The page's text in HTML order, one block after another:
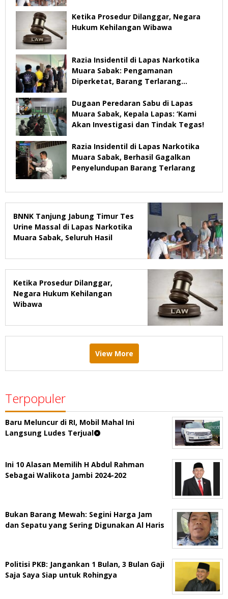
Ketika Prosedur Dilanggar, Negara
Hukum Kehilangan Wibawa
Razia Insidentil di Lapas Narkotika
Muara Sabak: Pengamanan
Diperketat, Barang Terlarang
Dugaan Peredaran Sabu di Lapas
Muara Sabak, Kepala Lapas: ‘Kami
Akan Investigasi dan Tindak Tegas!
Razia Insidentil di Lapas Narkotika
Muara Sabak, Berhasil Gagalkan
Penyelundupan Barang Terlarang
BNNK Tanjung Jabung Timur Tes
Urine Massal di Lapas Narkotika
Muara Sabak, Seluruh Hasil
Ketika Prosedur Dilanggar,
Negara Hukum Kehilangan
Wibawa
View More
Terpopuler
Baru Meluncur di RI, Mobil Mahal Ini
Langsung Ludes Terjual
Ini 10 Alasan Memilih H Abdul Rahman
Sebagai Walikota Jambi 2024-202
Bukan Barang Mewah: Segini Harga Jam
dan Sepatu yang Sering Digunakan Al Haris
Politisi PKB: Jangankan 1 Bulan, 3 Bulan Gaji
Saja Saya Siap untuk Rohingya